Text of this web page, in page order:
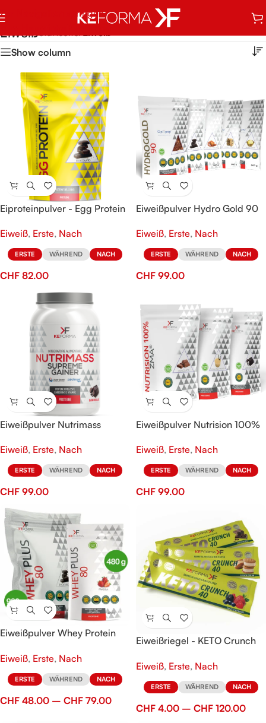
Zur Navigation springen
Eiweiß
Show column
Eiproteinpulver - Egg Protein
Eiweiß, Erste, Nach
ERSTE WÄHREND NACH
CHF 82.00
Eiweißpulver Hydro Gold 90
Eiweiß, Erste, Nach
ERSTE WÄHREND NACH
CHF 99.00
Eiweißpulver Nutrimass
Eiweiß, Erste, Nach
ERSTE WÄHREND NACH
CHF 99.00
Eiweißpulver Nutrision 100%
Eiweiß, Erste, Nach
ERSTE WÄHREND NACH
CHF 99.00
Eiweißpulver Whey Protein
Eiweiß, Erste, Nach
ERSTE WÄHREND NACH
CHF 48.00 – CHF 79.00
Eiweißriegel - KETO Crunch
Eiweiß, Erste, Nach
ERSTE WÄHREND NACH
CHF 4.00 – CHF 120.00